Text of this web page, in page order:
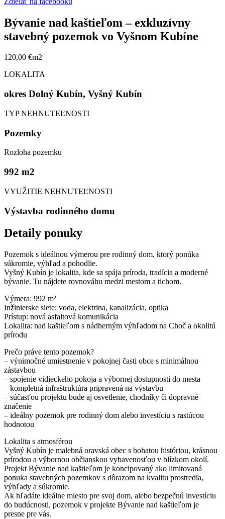
Bývanie nad kaštieľom – exkluzívny
stavebný pozemok vo Vyšnom Kubíne
120,00 €m2
LOKALITA
okres Dolný Kubín, Vyšný Kubín
TYP NEHNUTEĽNOSTI
Pozemky
Rozloha pozemku
992 m2
VYUŽITIE NEHNUTEĽNOSTI
Výstavba rodinného domu
Detaily ponuky
Pozemok s ideálnou výmerou pre rodinný dom, ktorý ponúka
súkromie, výhľad a pohodlie.
Vyšný Kubín je lokalita, kde sa spája príroda, tradícia a moderné
bývanie. Tu nájdete rovnováhu medzi mestom a tichom.
Výmera: 992 m²
Inžinierske siete: voda, elektrina, kanalizácia, optika
Prístup: nová asfaltová komunikácia
Lokalita: nad kaštieľom s nádherným výhľadom na Choč a okolitú
prírodu
Prečo práve tento pozemok?
– výnimočné umiestnenie v pokojnej časti obce s minimálnou
zástavbou
– spojenie vidieckeho pokoja a výbornej dostupnosti do mesta
– kompletná infraštruktúra pripravená na výstavbu
– súčasťou projektu bude aj osvetlenie, chodníky či dopravné
značenie
– ideálny pozemok pre rodinný dom alebo investíciu s rastúcou
hodnotou
Lokalita s atmosférou
Vyšný Kubín je malebná oravská obec s bohatou históriou, krásnou
prírodou a výbornou občianskou vybavenosťou v blízkom okolí.
Projekt Bývanie nad kaštieľom je koncipovaný ako limitovaná
ponuka stavebných pozemkov s dôrazom na kvalitu prostredia,
výhľady a súkromie.
Ak hľadáte ideálne miesto pre svoj dom, alebo bezpečnú investíciu
do budúcnosti, pozemok v projekte Bývanie nad kaštieľom je
presne pre vás.